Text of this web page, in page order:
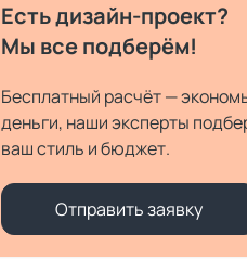
Есть дизайн-проект?
Мы все подберём!
Бесплатный расчёт —
деньги, наши эксперты
ваш стиль и бюджет.
Отправить заявку